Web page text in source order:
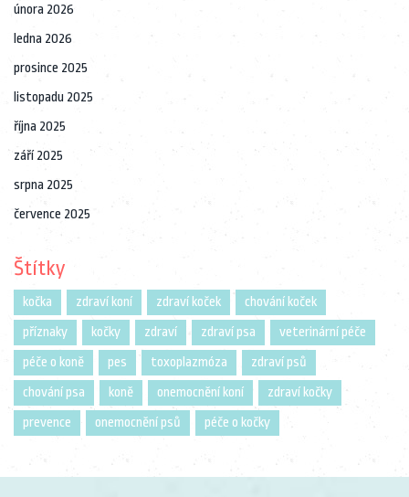
února 2026
ledna 2026
prosince 2025
listopadu 2025
října 2025
září 2025
srpna 2025
července 2025
Štítky
kočka zdraví koní zdraví koček
chování koček
příznaky
kočky zdraví zdraví psa
veterinární péče
péče o koně
pes toxoplazmóza
zdraví psů
chování psa
koně onemocnění koní
zdraví kočky
prevence
onemocnění psů péče o kočky